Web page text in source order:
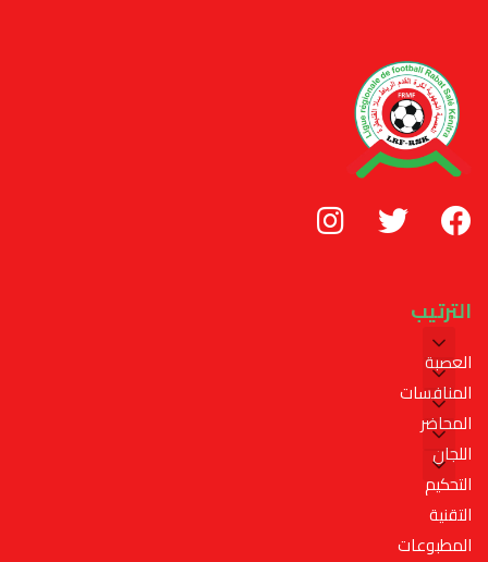
الترتيب
العصبة
المنافسات
المحاضر
اللجان
التحكيم
التقنية
المطبوعات